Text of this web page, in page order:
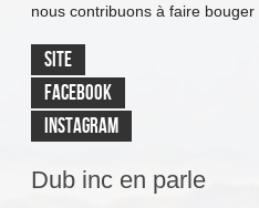
nous contribuons à faire
SITE
FACEBOOK
INSTAGRAM
Dub inc en parle